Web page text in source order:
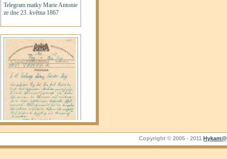
Copyright © 2005 - 2011